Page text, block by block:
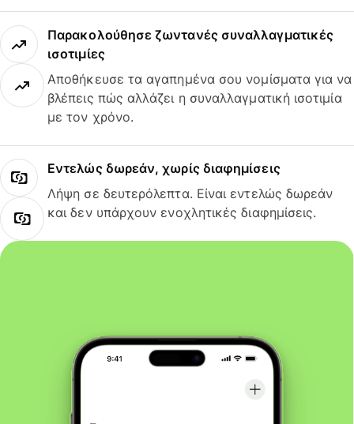
Παρακολούθησε ζωντανές συναλλαγματικές
ισοτιμίες
Αποθήκευσε τα αγαπημένα σου νομίσματα για να
βλέπεις πώς αλλάζει η συναλλαγματική ισοτιμία
με τον χρόνο.
Εντελώς δωρεάν, χωρίς διαφημίσεις
Λήψη σε δευτερόλεπτα. Είναι εντελώς δωρεάν
και δεν υπάρχουν ενοχλητικές διαφημίσεις.